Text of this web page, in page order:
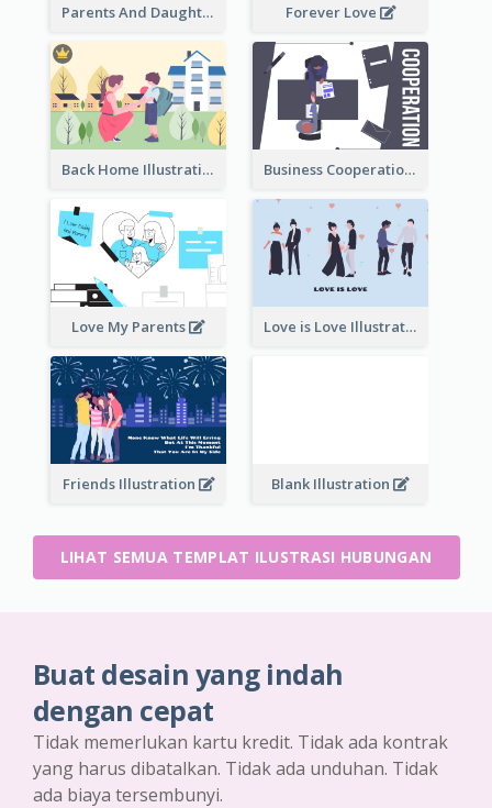
Parents And Daughter Forever Love
Back Home Illustration Business Cooperation
Love My Parents Love is Love Illustration
Friends Illustration Blank Illustration
LIHAT SEMUA TEMPLAT ILUSTRASI HUBUNGAN
Buat desain yang indah
dengan cepat
Tidak memerlukan kartu kredit. Tidak ada kontrak
yang harus dibatalkan. Tidak ada unduhan. Tidak
ada biaya tersembunyi.